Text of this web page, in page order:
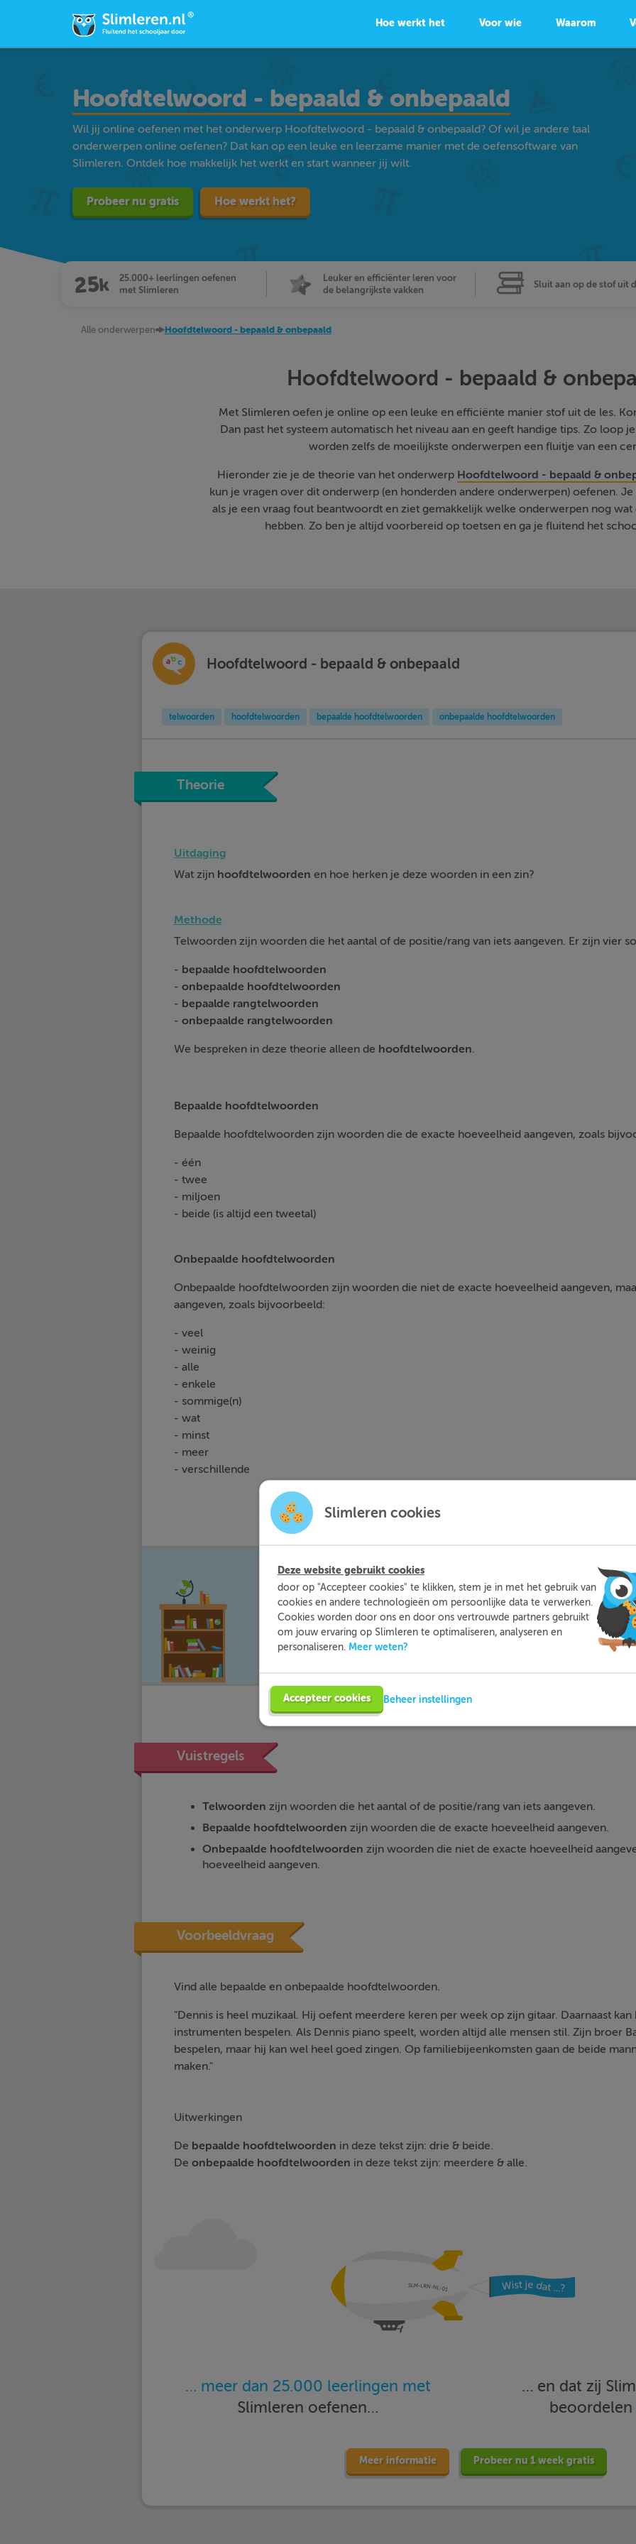
Hoe werkt het Voor wie Waarom
Hoofdtelwoord - bepaald & onbepaald
Wil jij online oefenen met het onderwerp Hoofdtelwoord - bepaald & onbepaald? Of wil je andere taal
onderwerpen online oefenen? Dat kan op een leuke en leerzame manier met de oefensoftware van
Slimleren. Ontdek hoe makkelijk het werkt en start wanneer jij wilt.
Probeer nu gratis Hoe werkt het?
25.000+ leerlingen oefenen
met Slimleren
Leuker en efficiënter leren voor
de belangrijkste vakken
Sluit aan op de stof uit
Alle onderwerpen Hoofdtelwoord - bepaald & onbepaald
Hoofdtelwoord - bepaald &
Met Slimleren oefen je online op een leuke en efficiënte manier stof uit de les.
Dan past het systeem automatisch het niveau aan en geeft handige tips. Zo loop
worden zelfs de moeilijkste onderwerpen een fluitje van een
Hieronder zie je de theorie van het onderwerp Hoofdtelwoord - bepaald &
kun je vragen over dit onderwerp (en honderden andere onderwerpen) oefenen.
als je een vraag fout beantwoordt en ziet gemakkelijk welke onderwerpen nog wat
hebben. Zo ben je altijd voorbereid op toetsen en ga je fluitend het
Hoofdtelwoord - bepaald & onbepaald
telwoorden hoofdtelwoorden bepaalde hoofdtelwoorden onbepaalde hoofdtelwoorden
Theorie
Uitdaging
Wat zijn hoofdtelwoorden en hoe herken je deze woorden in een zin?
Methode
Telwoorden zijn woorden die het aantal of de positie/rang van iets aangeven. Er zijn vier
- bepaalde hoofdtelwoorden
- onbepaalde hoofdtelwoorden
- bepaalde rangtelwoorden
- onbepaalde rangtelwoorden
We bespreken in deze theorie alleen de hoofdtelwoorden.
Bepaalde hoofdtelwoorden
Bepaalde hoofdtelwoorden zijn woorden die de exacte hoeveelheid aangeven, zoals
- één
- twee
- miljoen
- beide (is altijd een tweetal)
Onbepaalde hoofdtelwoorden
Onbepaalde hoofdtelwoorden zijn woorden die niet de exacte hoeveelheid aangeven,
aangeven, zoals bijvoorbeeld:
- veel
- weinig
- alle
- enkele
- sommige(n)
- wat
- minst
- meer
- verschillende
Met Slimleren kun je op een leuke manier thuis extra oefenen met de
waar jij moeite mee hebt. Zo ben je beter voorbereid en heb je nooit
voor toetsen.
Meer informatie
Vuistregels
Telwoorden zijn woorden die het aantal of de positie/rang van iets aangeven.
Bepaalde hoofdtelwoorden zijn woorden die de exacte hoeveelheid aangeven.
Onbepaalde hoofdtelwoorden zijn woorden die niet de exacte hoeveelheid
hoeveelheid aangeven.
Voorbeeldvraag
Vind alle bepaalde en onbepaalde hoofdtelwoorden.
"Dennis is heel muzikaal. Hij oefent meerdere keren per week op zijn gitaar. Daarnaast
instrumenten bespelen. Als Dennis piano speelt, worden altijd alle mensen stil. Zijn broer
bespelen, maar hij kan wel heel goed zingen. Op familiebijeenkomsten gaan de beide
maken."
Uitwerkingen
De bepaalde hoofdtelwoorden in deze tekst zijn: drie & beide.
De onbepaalde hoofdtelwoorden in deze tekst zijn: meerdere & alle.
… meer dan 25.000 leerlingen met
Slimleren oefenen…
… en dat zij
beoordelen
Meer informatie Probeer nu 1 week gratis
Slimleren cookies
Deze website gebruikt cookies
door op "Accepteer cookies" te klikken, stem je in met het gebruik van
cookies en andere technologieën om persoonlijke data te verwerken.
Cookies worden door ons en door ons vertrouwde partners gebruikt
om jouw ervaring op Slimleren te optimaliseren, analyseren en
personaliseren. Meer weten?
Accepteer cookies Beheer instellingen